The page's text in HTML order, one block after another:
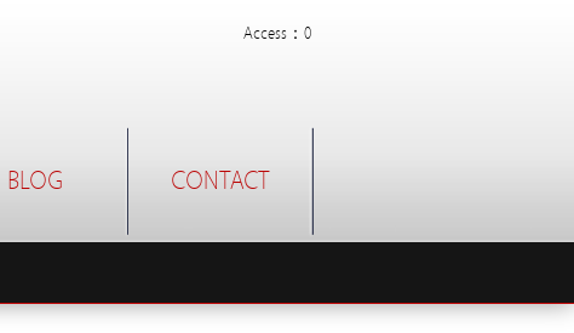
Access：0
BLOG CONTACT